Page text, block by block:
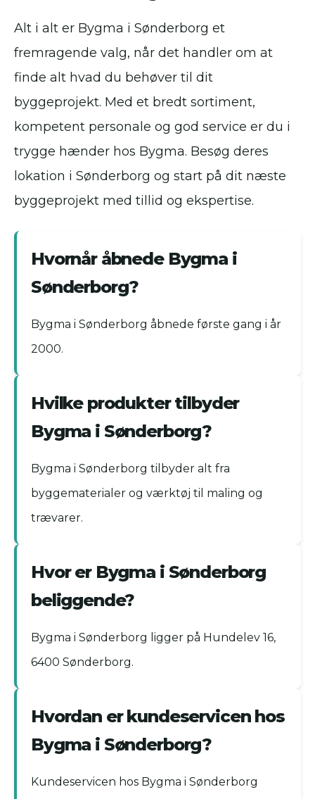
Alt i alt er Bygma i Sønderborg et
fremragende valg, når det handler om at
finde alt hvad du behøver til dit
byggeprojekt. Med et bredt sortiment,
kompetent personale og god service er du i
trygge hænder hos Bygma. Besøg deres
lokation i Sønderborg og start på dit næste
byggeprojekt med tillid og ekspertise.
Hvornår åbnede Bygma i
Sønderborg?
Bygma i Sønderborg åbnede første gang i år
2000.
Hvilke produkter tilbyder
Bygma i Sønderborg?
Bygma i Sønderborg tilbyder alt fra
byggematerialer og værktøj til maling og
trævarer.
Hvor er Bygma i Sønderborg
beliggende?
Bygma i Sønderborg ligger på Hundelev 16,
6400 Sønderborg.
Hvordan er kundeservicen hos
Bygma i Sønderborg?
Kundeservicen hos Bygma i Sønderborg